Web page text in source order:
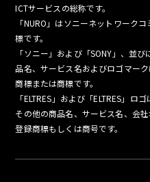
ICTサービスの総称です。
「NURO」はソニーネットワーク
標です。
「ソニー」および「SONY」、並
品名、サービス名およびロゴマー
商標または商標です。
「ELTRES」および「ELTRES」ロ
その他の商品名、サービス名、会
登録商標もしくは商号です。